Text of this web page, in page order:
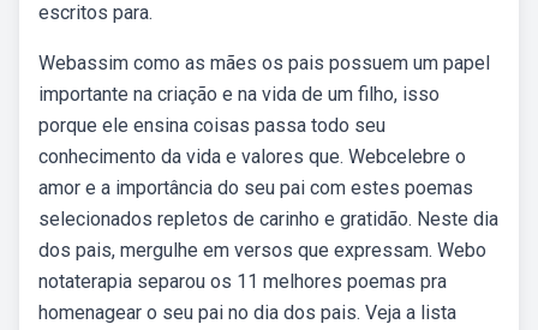
escritos para.
Webassim como as mães os pais possuem um papel
importante na criação e na vida de um filho, isso
porque ele ensina coisas passa todo seu
conhecimento da vida e valores que. Webcelebre o
amor e a importância do seu pai com estes poemas
selecionados repletos de carinho e gratidão. Neste dia
dos pais, mergulhe em versos que expressam. Webo
notaterapia separou os 11 melhores poemas pra
homenagear o seu pai no dia dos pais. Veja a lista